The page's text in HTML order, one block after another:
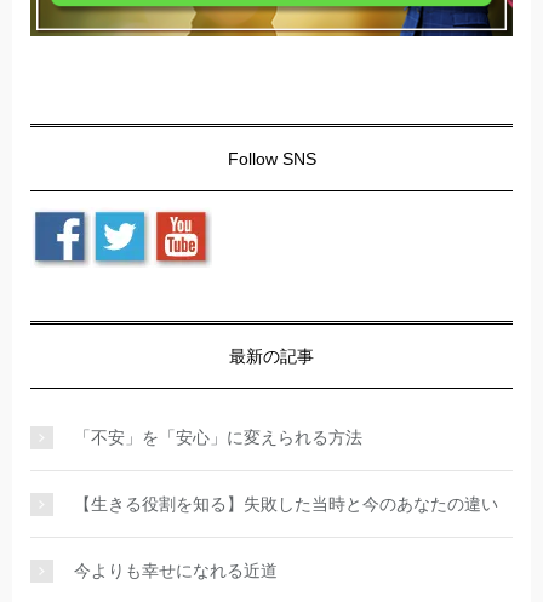
Follow SNS
最新の記事
「不安」を「安心」に変えられる方法
【生きる役割を知る】失敗した当時と今のあなたの違い
今よりも幸せになれる近道